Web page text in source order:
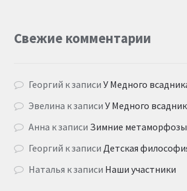
Свежие комментарии
Георгий к записиУ Медного
Эвелина к записиУ Медного
Анна к записи Зимние метаморфозы
Георгий к записи Детская
Наталья к записи Наши участники